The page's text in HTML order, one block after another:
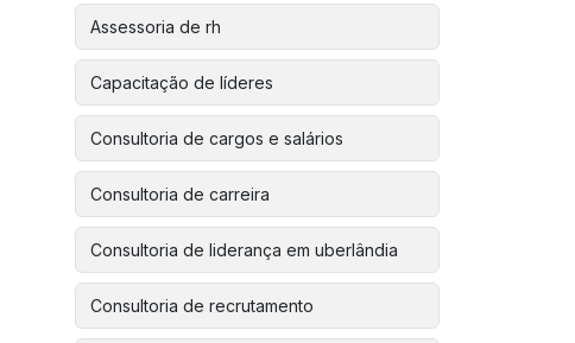
Assessoria de rh
Capacitação de líderes
Consultoria de cargos e salários
Consultoria de carreira
Consultoria de liderança em uberlândia
Consultoria de recrutamento